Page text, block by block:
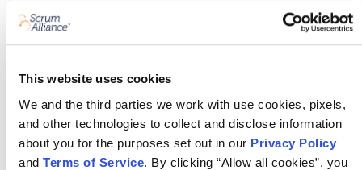
This website uses cookies
We and the third parties we work with use cookies, pixels,
and other technologies to collect and disclose information
about you for the purposes set out in our Privacy Policy
and Terms of Service. By clicking “Allow all cookies”, you
cubrirán?
¿Puedo tomar este curso si no
tengo la certificación Certified